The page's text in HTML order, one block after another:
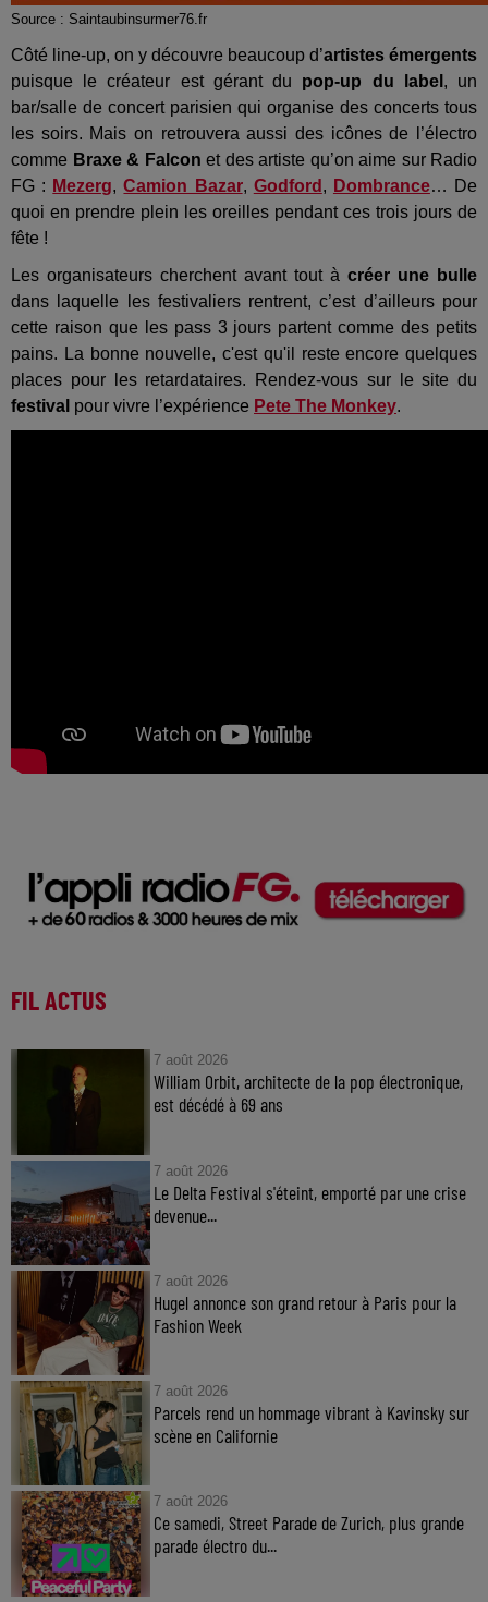
Source : Saintaubinsurmer76.fr
Côté line-up, on y découvre beaucoup d’artistes émergents
puisque le créateur est gérant du pop-up du label , un
bar/salle de concert parisien qui organise des concerts tous
les soirs. Mais on retrouvera aussi des icônes de l’électro
comme Braxe & Falcon et des artiste qu’on aime sur Radio
FG : Mezerg,Camion Bazar, Godford , Dombrance… De
quoi en prendre plein les oreilles pendant ces trois jours de
fête !
Les organisateurs cherchent avant tout à créer une bulle
dans laquelle les festivaliers rentrent, c’est d’ailleurs pour
cette raison que les pass 3 jours partent comme des petits
pains. La bonne nouvelle, c'est qu'il reste encore quelques
places pour les retardataires. Rendez-vous sur le site du
festival pour vivre l’expérience Pete The Monkey.
FIL ACTUS
7 août 2026
William Orbit, architecte de la pop électronique,
est décédé à 69 ans
7 août 2026
Le Delta Festival s'éteint, emporté par une crise
devenue...
7 août 2026
Hugel annonce son grand retour à Paris pour la
Fashion Week
7 août 2026
Parcels rend un hommage vibrant à Kavinsky sur
scène en Californie
7 août 2026
Ce samedi, Street Parade de Zurich, plus grande
parade électro du...